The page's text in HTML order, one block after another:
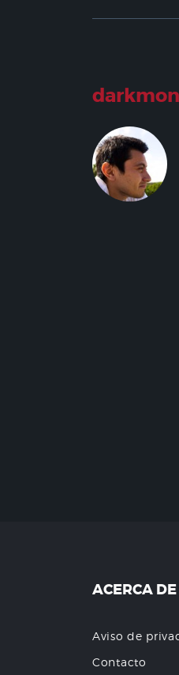
ACERCA DE
Aviso de
Contacto